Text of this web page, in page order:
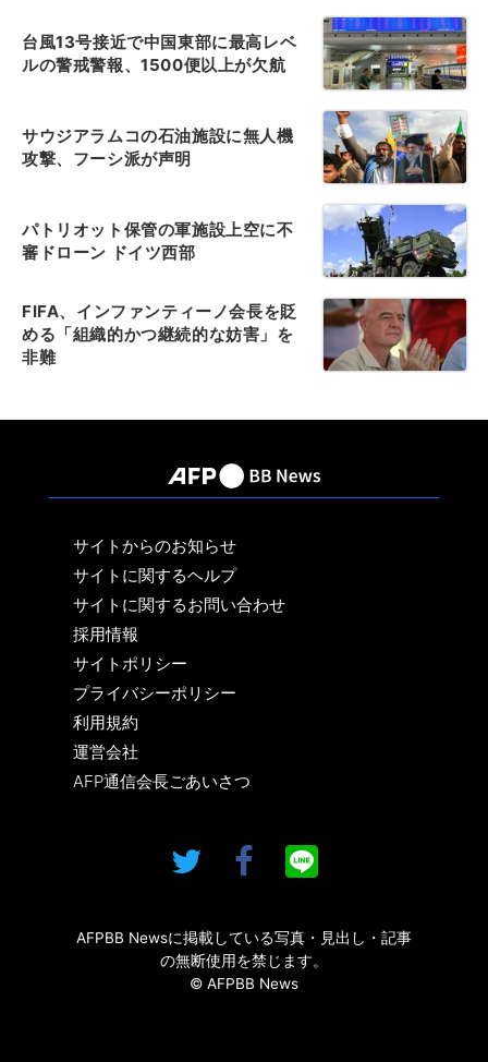
台風13号接近で中国東部に最高レベ
ルの警戒警報、1500便以上が欠航
サウジアラムコの石油施設に無人機
攻撃、フーシ派が声明
パトリオット保管の軍施設上空に不
審ドローン ドイツ西部
FIFA、インファンティーノ会長を貶
める「組織的かつ継続的な妨害」を
非難
サイトからのお知らせ
サイトに関するヘルプ
サイトに関するお問い合わせ
採用情報
サイトポリシー
プライバシーポリシー
利用規約
運営会社
AFP通信会長ごあいさつ
AFPBB Newsに掲載している写真・見出し・記事
の無断使用を禁じます。
© AFPBB News